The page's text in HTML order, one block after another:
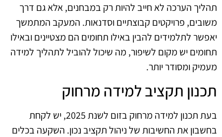
תהליך הערכה לא חייב להיות רק במבחנים, אלא גם דרך
משובים, פרויקטים קבוצתיים וסדנאות. המעקב המתמשך
יאפשר לתלמידים להבין באילו תחומים הם מצטיינים ובאילו
תחומים יש מקום לשיפור, מה שיכול להוביל לתהליך למידה
מעמיק ומסודר יותר.
תכנון תקציב למידה מרחוק
בעת תכנון למידה מרחוק בזום לשנת 2025, יש לקחת
בחשבון את החשיבות של ניהול תקציב נכון. השקעה בכלים